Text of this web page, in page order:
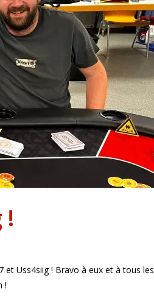
!
et Uss4siig ! Bravo à eux et à tous les
!